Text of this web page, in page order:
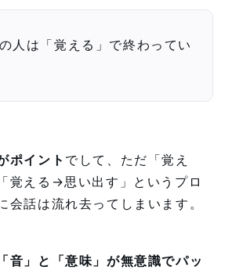
人は「覚える」で終わってい
ポイント でして、ただ「覚え
覚える→思い出す」というプロ
会話は流れ去ってしまいます。
「音」と「意味」が無意識でパッ